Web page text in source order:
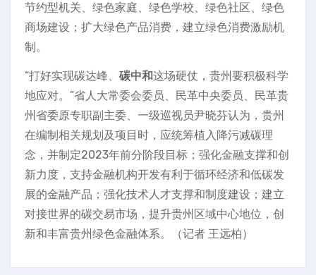
节约型机关、绿色家庭、绿色学校、绿色社区、绿色
商场建设；扩大绿色产品消费，建立绿色消费激励机
制。
“打好实现碳达峰、 碳中和这场硬仗，贵州要积极科学
地应对。”省人大常委会委员、民革中央委员、民革贵
州省委原专职副主委、一级巡视员尹晓芬认为，贵州
在编制相关规划及项目时，应统筹植入降污减碳理
念，并制定2023年前分阶段目标；强化金融支撑和创
新力度，支持金融机构开发有利于循环经济和低碳发
展的金融产品；强化技术人才支撑和制度建设；建立
对接世界的碳交易市场，提升贵州区域中心地位，创
新和丰富贵州绿色金融体系。（记者 王远柏）